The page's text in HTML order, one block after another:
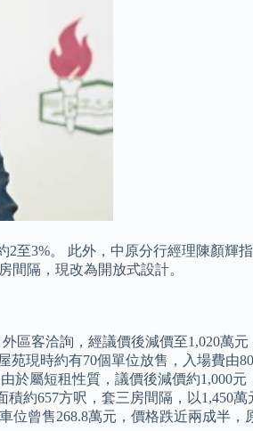
至3%。 此外，中原分行經理陳顏輝
間隔，現改為開放式設計。
區客洽詢，經議價後減價至1,020萬元
苑現時約有70個單位放售，入場費由
屬短租性質，議價後減價約1,000元
約657方呎，套三房間隔，以1,450
曾售268.8萬元，價格跌近兩成半，